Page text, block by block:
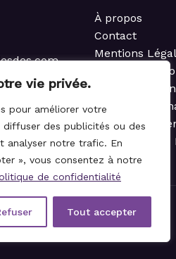
vie privée.
pour améliorer votre
diffuser des publicités ou des
analyser notre trafic. En
», vous consentez à notre
de confidentialité
Tout accepter
À propos
Contact
Mentions
Politique de
Conditions
Politique en
Règlement du
des Dés.